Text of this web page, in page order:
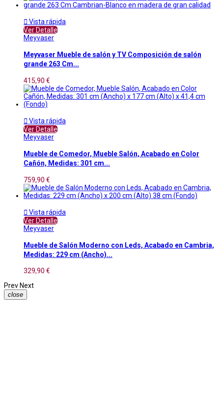
 Vista rápida
Ver Detalle
Meyvaser
Meyvaser Mueble de salón y TV Composición de salón
grande 263 Cm...
415,90 €
 Vista rápida
Ver Detalle
Meyvaser
Mueble de Comedor, Mueble Salón, Acabado en Color
Cañón, Medidas: 301 cm...
759,90 €
 Vista rápida
Ver Detalle
Meyvaser
Mueble de Salón Moderno con Leds, Acabado en Cambria,
Medidas: 229 cm (Ancho)...
329,90 €
Prev Next
close